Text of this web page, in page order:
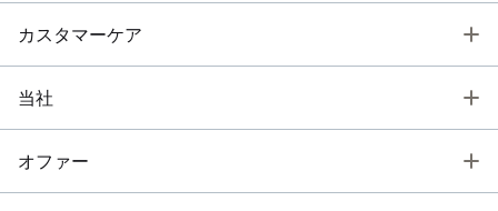
カスタマーケア
当社
オファー